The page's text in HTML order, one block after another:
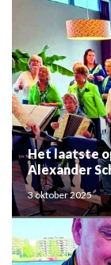
Het laatste
Alexander
3 oktober 2025